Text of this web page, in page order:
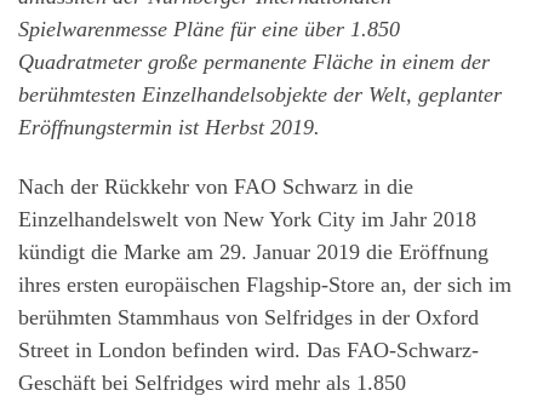
Spielwarenmesse Pläne für eine über 1.850
Quadratmeter große permanente Fläche in einem der
berühmtesten Einzelhandelsobjekte der Welt, geplanter
Eröffnungstermin ist Herbst 2019.
Nach der Rückkehr von FAO Schwarz in die
Einzelhandelswelt von New York City im Jahr 2018
kündigt die Marke am 29. Januar 2019 die Eröffnung
ihres ersten europäischen Flagship-Store an, der sich im
berühmten Stammhaus von Selfridges in der Oxford
Street in London befinden wird. Das FAO-Schwarz-
Geschäft bei Selfridges wird mehr als 1.850